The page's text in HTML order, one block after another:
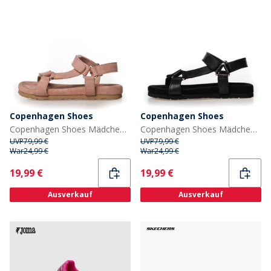
Copenhagen Shoes
Copenhagen Shoes Mädchen Sandalen Rosa
UVP79,99 €
War24,99 €
Current
19,99 €
Ausverkauf
Copenhagen Shoes
Copenhagen Shoes Mädchen Sandalen Schwarz
UVP79,99 €
War24,99 €
Current
19,99 €
Ausverkauf